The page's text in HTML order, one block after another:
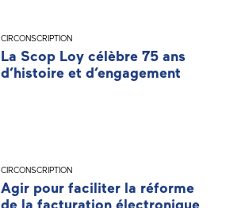
CIRCONSCRIPTION
La Scop Loy célèbre 75 ans
d’histoire et d’engagement
CIRCONSCRIPTION
Agir pour faciliter la réforme